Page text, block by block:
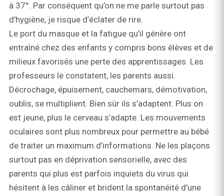
à 37°. Par conséquent qu’on ne me parle surtout pas
d’hygiène, je risque d’éclater de rire.
Le port du masque et la fatigue qu’il génère ont
entraîné chez des enfants y compris bons élèves et de
milieux favorisés une perte des apprentissages. Les
professeurs le constatent, les parents aussi.
Décrochage, épuisement, cauchemars, démotivation,
oublis, se multiplient. Bien sûr ils s’adaptent. Plus on
est jeune, plus le cerveau s’adapte. Les mouvements
oculaires sont plus nombreux pour permettre au bébé
de traiter un maximum d’informations. Ne les plaçons
surtout pas en déprivation sensorielle, avec des
parents qui plus est parfois inquiets du virus qui
hésitent à les câliner et brident la spontanéité d’une